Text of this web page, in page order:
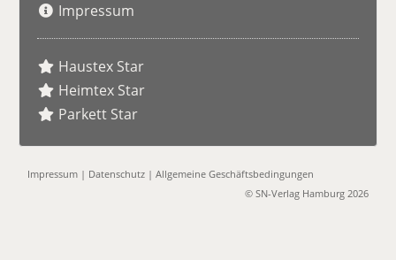
Impressum
Haustex Star
Heimtex Star
Parkett Star
Impressum | Datenschutz |Allgemeine Geschäftsbedingungen
© SN-Verlag Hamburg 2026